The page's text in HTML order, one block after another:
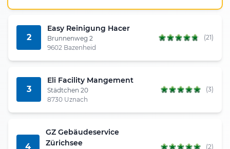
2
Easy Reinigung Hacer
Brunnenweg 2
9602 Bazenheid
(21)
3
Eli Facility Mangement
Städtchen 20
8730 Uznach
(3)
4
GZ Gebäudeservice
Zürichsee
(2)